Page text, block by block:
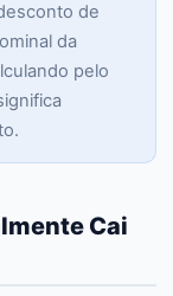
de
da
pelo
Cai